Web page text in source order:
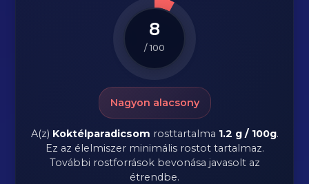
8
/ 100
Nagyon alacsony
A(z) Koktélparadicsom rosttartalma 1.2 g / 100g.
Ez az élelmiszer minimális rostot tartalmaz.
További rostforrások bevonása javasolt az
étrendbe.